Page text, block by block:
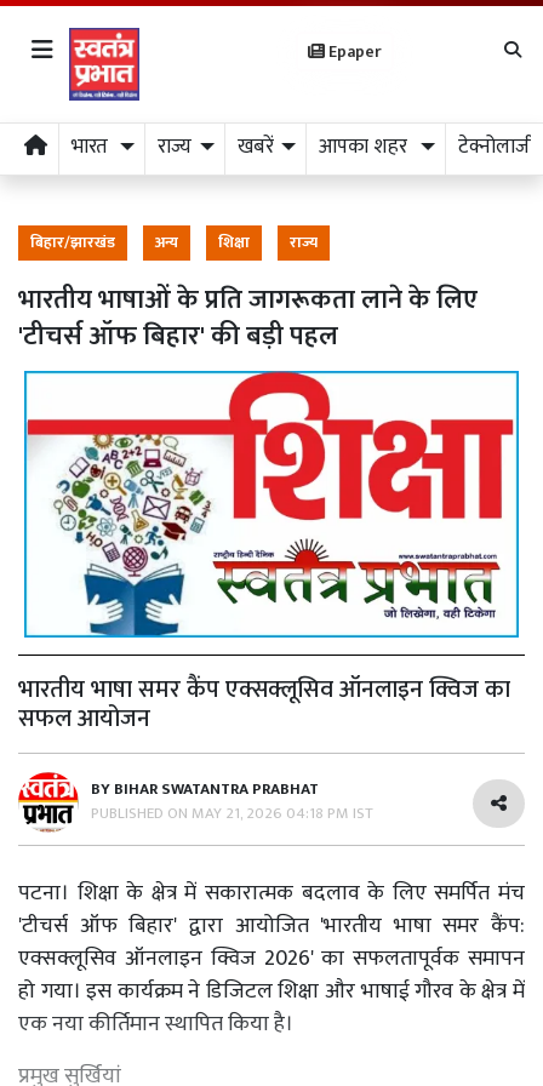
Epaper
भारत राज्य खबरें आपका शहर टेक्नोलाजी
बिहार/झारखंड अन्य शिक्षा राज्य
भारतीय भाषाओं के प्रति जागरूकता लाने के लिए
'टीचर्स ऑफ बिहार' की बड़ी पहल
भारतीय भाषा समर कैंप एक्सक्लूसिव ऑनलाइन क्विज का
सफल आयोजन
BYBIHAR SWATANTRA PRABHAT
PUBLISHED ON MAY 21, 2026 04:18 PM IST
पटना। शिक्षा के क्षेत्र में सकारात्मक बदलाव के लिए समर्पित मंच
'टीचर्स ऑफ बिहार' द्वारा आयोजित 'भारतीय भाषा समर कैंप:
एक्सक्लूसिव ऑनलाइन क्विज 2026' का सफलतापूर्वक समापन
हो गया। इस कार्यक्रम ने डिजिटल शिक्षा और भाषाई गौरव के क्षेत्र में
एक नया कीर्तिमान स्थापित किया है।
प्रमुख सुर्खियां